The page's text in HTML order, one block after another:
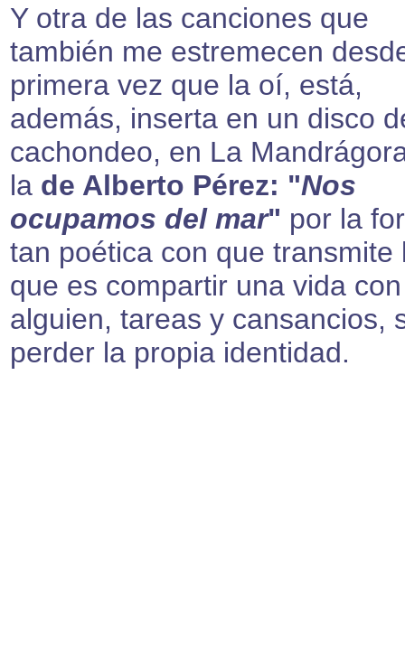
Y otra de las canciones que
también me estremecen
primera vez que la oí, está,
además, inserta en un disco
cachondeo, en La
la de Alberto Pérez: "Nos
ocupamos del mar" por la
tan poética con que transmite
que es compartir una vida con
alguien, tareas y cansancios,
perder la propia identidad.